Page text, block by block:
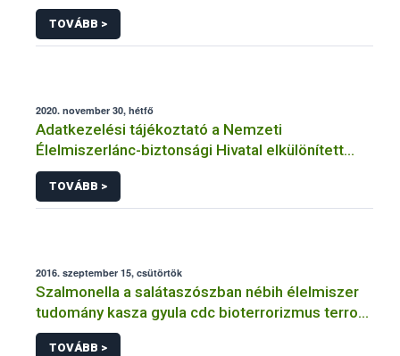
FERTILIZER and the application for a certificate
TOVÁBB >
2020. november 30, hétfő
Adatkezelési tájékoztató a Nemzeti
Élelmiszerlánc-biztonsági Hivatal elkülönített
visszaélés-bejelentési rendszerhez kapcsolódó
adatkezeléséhez
TOVÁBB >
2016. szeptember 15, csütörtök
Szalmonella a salátaszószban nébih élelmiszer
tudomány kasza gyula cdc bioterrorizmus terror
lépfene
TOVÁBB >